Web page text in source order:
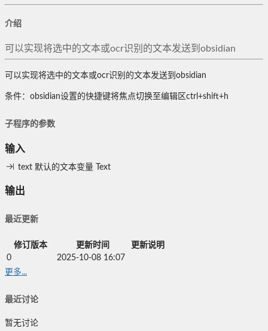
介绍
可以实现将选中的文本或ocr识别的文本发送到obsidian
可以实现将选中的文本或ocr识别的文本发送到obsidian
条件：obsidian设置的快捷键将焦点切换至编辑区ctrl+shift+h
子程序的参数
输入
text 默认的文本变量 Text
输出
最近更新
修订版本 更新时间
更新说明
0
2025-10-08 16:07
更多...
最近讨论
暂无讨论